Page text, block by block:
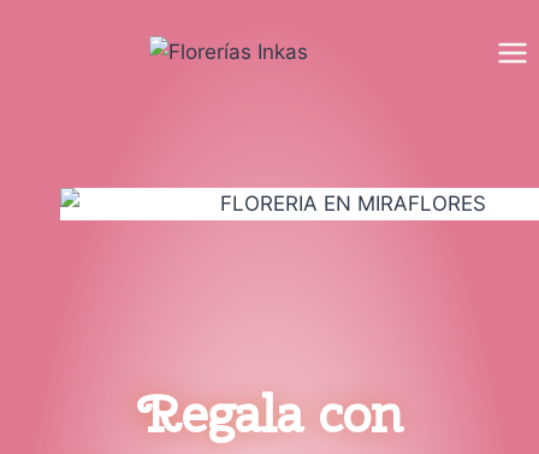
Regala con